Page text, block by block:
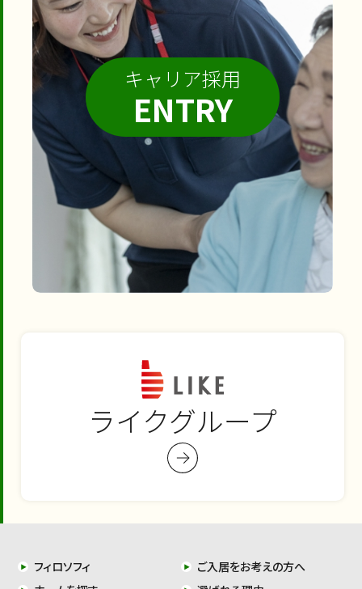
キャリア採用
ENTRY
ライクグループ
フィロソフィ
ご入居をお考えの方へ